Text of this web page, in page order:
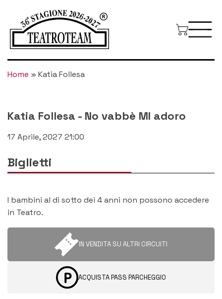
Home » Katia Follesa
Katia Follesa - No vabbè MI adoro
17 Aprile, 2027 21:00
Biglietti
I bambini al di sotto dei 4 anni non possono accedere
in Teatro.
IN VENDITA SU ALTRI CIRCUITI
ACQUISTA PASS PARCHEGGIO